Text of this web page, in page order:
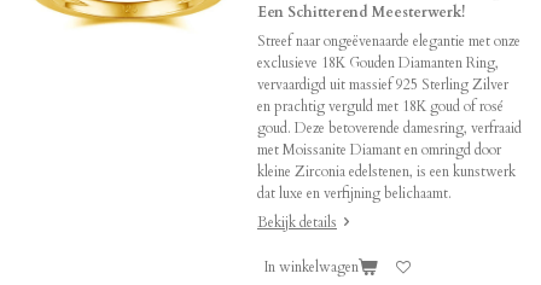
Een Schitterend Meesterwerk!
Streef naar ongeëvenaarde elegantie met onze
exclusieve 18K Gouden Diamanten Ring,
vervaardigd uit massief 925 Sterling Zilver
en prachtig verguld met 18K goud of rosé
goud. Deze betoverende damesring, verfraaid
met Moissanite Diamant en omringd door
kleine Zirconia edelstenen, is een kunstwerk
dat luxe en verfijning belichaamt.
Bekijk details
In winkelwagen